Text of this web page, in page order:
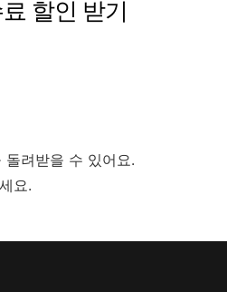
할인 받기
려받을 수 있어요.
요.